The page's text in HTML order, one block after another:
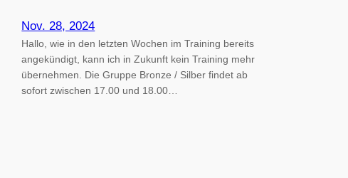
Nov. 28, 2024
Hallo, wie in den letzten Wochen im Training bereits
angekündigt, kann ich in Zukunft kein Training mehr
übernehmen. Die Gruppe Bronze / Silber findet ab
sofort zwischen 17.00 und 18.00…